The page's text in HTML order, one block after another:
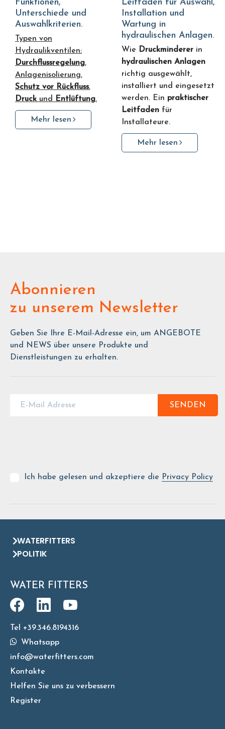
Funktionen,
Unterschiede und
Auswahlkriterien.
Typen von
Hydraulikventilen:
Durchflussregelung,
Anlagenisolierung,
Schutz vor Rückfluss,
Druck und Entlüftung.
Mehr lesen
Leitfaden für Auswahl,
Installation und
Wartung in
hydraulischen Anlagen.
Wie Druckminderer in
hydraulischen Anlagen
richtig ausgewählt,
installiert und eingesetzt
werden. Ein praktischer
Leitfaden für
Installateure.
Mehr lesen
Abonnieren
zu unserem Newsletter
Geben Sie Ihre E-Mail-Adresse ein, um ANGEBOTE
und NEWS über unsere Produkte und
Dienstleistungen zu erhalten.
SENDEN
Ich habe gelesen und akzeptiere die Privacy Policy
WATERFITTERS
POLITIK
WATER FITTERS
Tel +39.346.8194316
Whatsapp
info@waterfitters.com
Kontakte
Helfen Sie uns zu verbessern
Register